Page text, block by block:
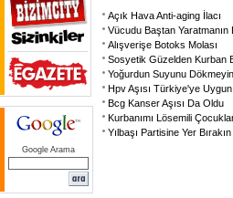
Google Arama
Açık Hava Anti-aging İlacı
Vücudu Baştan
Alışverişe Botoks Molası
Sosyetik Güzelden Kurban
Yoğurdun Suyunu Dökmeyin
Hpv Aşısı Türkiye'ye
Bcg Kanser Aşısı Da Oldu
Kurbanımı Lösemili
Yılbaşı Partisine Yer